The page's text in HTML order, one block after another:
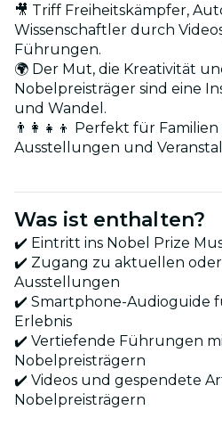
🎥 Triff Freiheitskämpfer,
Wissenschaftler durch
Führungen.
🌍 Der Mut, die Kreativität
Nobelpreisträger sind eine
und Wandel.
👨‍👩‍👧‍👦 Perfekt für
Ausstellungen und
Was ist enthalten?
✔️ Eintritt ins Nobel Prize
✔️ Zugang zu aktuellen
Ausstellungen
✔️ Smartphone-Audioguide
Erlebnis
✔️ Vertiefende Führungen
Nobelpreisträgern
✔️ Videos und gespendete
Nobelpreisträgern